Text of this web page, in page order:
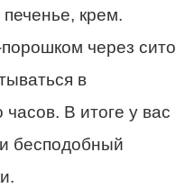
крем.
через сито
в
В итоге у вас
бесподобный